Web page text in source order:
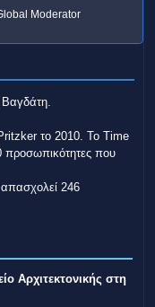
Moderator
το 2010. Το Time
προσωπικότητες που
246
Αρχιτεκτονικής στη